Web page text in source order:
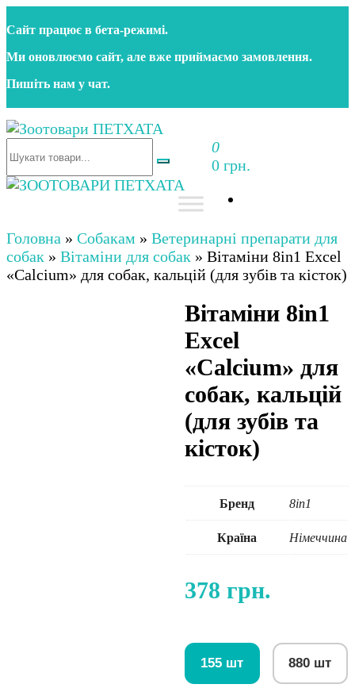
до
контенту
Сайт працює в бета‑режимі.
Ми оновлюємо сайт, але вже приймаємо замовлення.
Пишіть нам у чат.
Зоотовари ПЕТХАТА
Зоомагазин для собак та котів | Корм, іграшки,
аксесуари та догляд за тваринами. Доставка по
0
0 грн.
аксесуари та догляд за тваринами. Доставка по
Україні
Головна » Собакам » Ветеринарні препарати для
собак » Вітаміни для собак » Вітаміни 8in1 Excel
«Calcium» для собак, кальцій (для зубів та кісток)
Вітаміни 8in1
Excel
«Calcium» для
собак, кальцій
(для зубів та
кісток)
Бренд 8in1
Країна Німеччина
378 грн.
155 шт 880 шт